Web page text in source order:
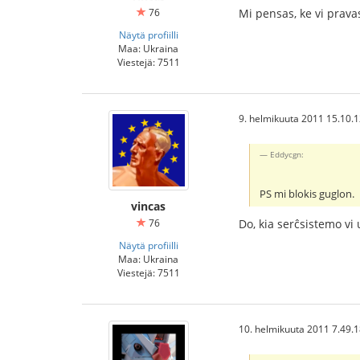
76
Näytä profiilli
Maa: Ukraina
Viestejä: 7511
Mi pensas, ke vi
vincas
76
Näytä profiilli
Maa: Ukraina
Viestejä: 7511
9. helmikuuta 2011
Eddycgn:
PS mi blokis guglon.
Do, kia serĉsistemo vi
10. helmikuuta 2011